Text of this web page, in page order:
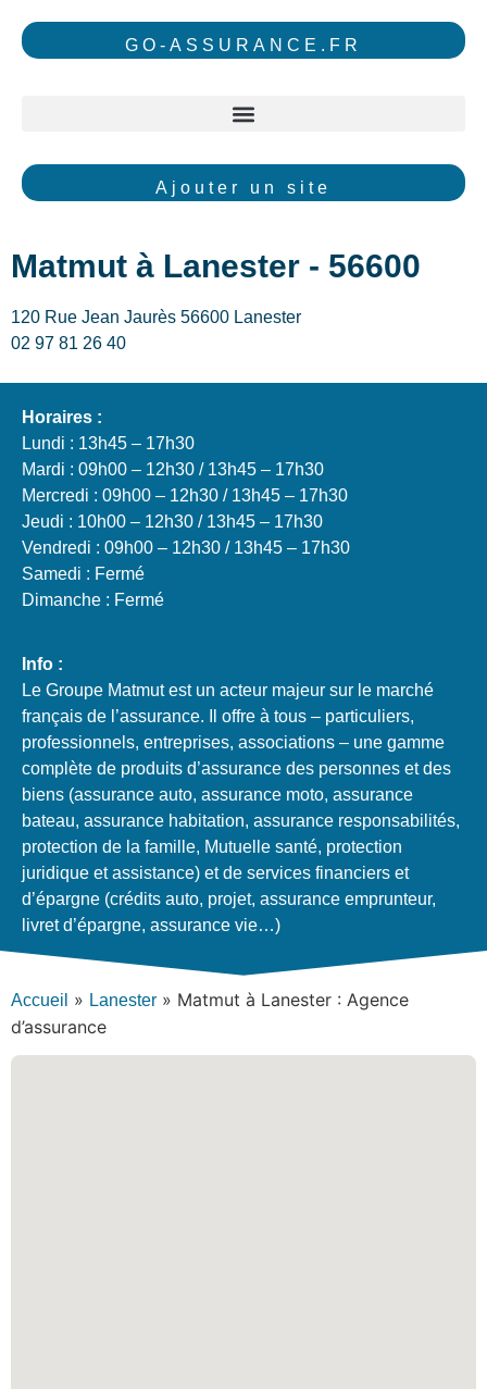
GO-ASSURANCE.FR
Ajouter un site
Matmut à Lanester - 56600
120 Rue Jean Jaurès 56600 Lanester
02 97 81 26 40
Horaires :
Lundi : 13h45 – 17h30
Mardi : 09h00 – 12h30 / 13h45 – 17h30
Mercredi : 09h00 – 12h30 / 13h45 – 17h30
Jeudi : 10h00 – 12h30 / 13h45 – 17h30
Vendredi : 09h00 – 12h30 / 13h45 – 17h30
Samedi : Fermé
Dimanche : Fermé
Info :
Le Groupe Matmut est un acteur majeur sur le marché
français de l’assurance. Il offre à tous – particuliers,
professionnels, entreprises, associations – une gamme
complète de produits d’assurance des personnes et des
biens (assurance auto, assurance moto, assurance
bateau, assurance habitation, assurance responsabilités,
protection de la famille, Mutuelle santé, protection
juridique et assistance) et de services financiers et
d’épargne (crédits auto, projet, assurance emprunteur,
livret d’épargne, assurance vie…)
Accueil » Lanester » Matmut à Lanester : Agence
d’assurance